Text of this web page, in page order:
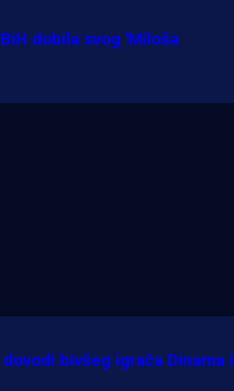
dobila svog 'Miloša
bivšeg igrača Dinama i